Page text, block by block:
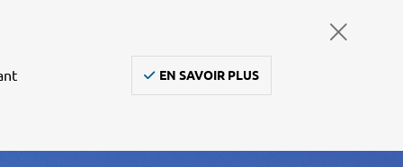
EN SAVOIR PLUS